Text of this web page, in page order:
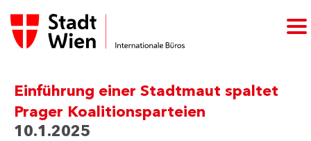
Einführung einer Stadtmaut spaltet
Prager Koalitionsparteien
10.1.2025